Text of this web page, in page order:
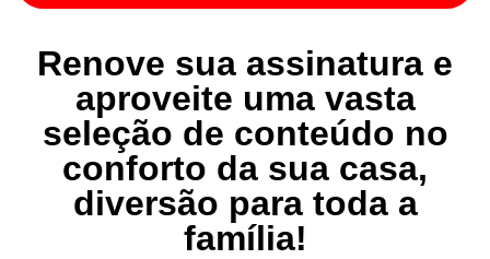
Renove sua assinatura e
aproveite uma vasta
seleção de conteúdo no
conforto da sua casa,
diversão para toda a
família!